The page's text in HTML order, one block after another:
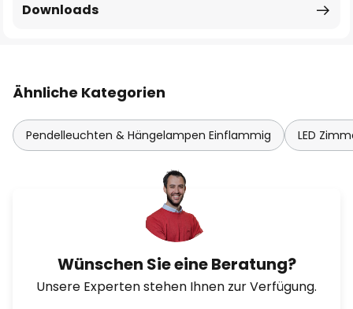
Downloads
Ähnliche Kategorien
Pendelleuchten & Hängelampen Einflammig LED
Wünschen Sie eine Beratung?
Unsere Experten stehen Ihnen zur Verfügung.